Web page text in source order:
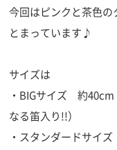
今回はピンクと茶色
とまっています♪
サイズは
・BIGサイズ 約40cm
なる笛入り!!）
・スタンダードサイ